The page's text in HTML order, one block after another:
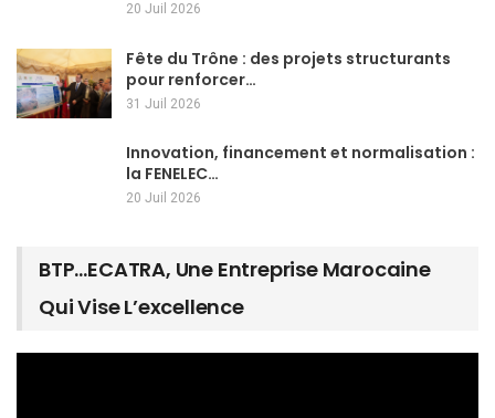
20 Juil 2026
Fête du Trône : des projets structurants
pour renforcer…
31 Juil 2026
Innovation, financement et normalisation :
la FENELEC…
20 Juil 2026
BTP…ECATRA, Une Entreprise Marocaine
Qui Vise L’excellence